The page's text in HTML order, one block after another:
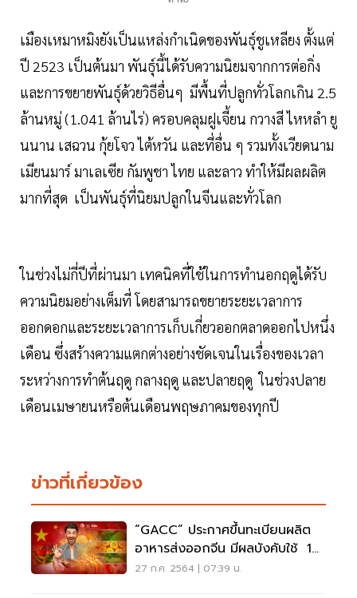
เมืองเหมาหมิงยังเป็นแหล่งกำเนิดของพันธุ์ชูเหลียง ตั้งแต่
ปี 2523 เป็นต้นมา พันธุ์นี้ได้รับความนิยมจากการต่อกิ่ง
และการขยายพันธุ์ด้วยวิธีอื่นๆ มีพื้นที่ปลูกทั่วโลกเกิน 2.5
ล้านหมู่ (1.041 ล้านไร่) ครอบคลุมฝูเจี้ยน กวางสี ไหหลำ ยู
นนาน เสฉวน กุ้ยโจว ไต้หวัน และที่อื่น ๆ รวมทั้งเวียดนาม
เมียนมาร์ มาเลเซีย กัมพูชา ไทย และลาว ทำให้มีผลผลิต
มากที่สุด เป็นพันธุ์ที่นิยมปลูกในจีนและทั่วโลก
ในช่วงไม่กี่ปีที่ผ่านมา เทคนิคที่ใช้ในการทำนอกฤดูได้รับ
ความนิยมอย่างเต็มที่ โดยสามารถขยายระยะเวลาการ
ออกดอกและระยะเวลาการเก็บเกี่ยวออกตลาดออกไปหนึ่ง
เดือน ซึ่งสร้างความแตกต่างอย่างชัดเจนในเรื่องของเวลา
ระหว่างการทำต้นฤดู กลางฤดู และปลายฤดู ในช่วงปลาย
เดือนเมษายนหรือต้นเดือนพฤษภาคมของทุกปี
ข่าวที่เกี่ยวข้อง
“GACC” ประกาศขึ้นทะเบียนผลิต
อาหารส่งออกจีน มีผลบังคับใช้ 1
ม.ค.2565
27 ก.ค. 2564 | 07:39 น.